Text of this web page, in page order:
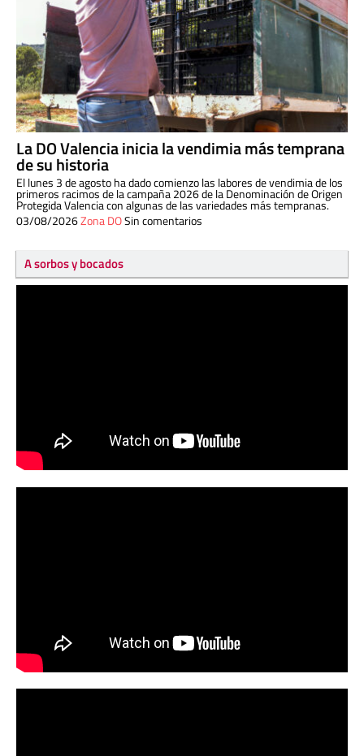
La DO Valencia inicia la vendimia más temprana
de su historia
El lunes 3 de agosto ha dado comienzo las labores de vendimia de los
primeros racimos de la campaña 2026 de la Denominación de Origen
Protegida Valencia con algunas de las variedades más tempranas.
03/08/2026Zona DOSin comentarios
A sorbos y bocados